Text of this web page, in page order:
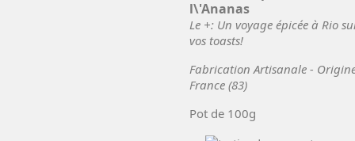
l\'Ananas
Le +: Un voyage épicée à Rio
vos toasts!
Fabrication Artisanale -
France (83)
Pot de 100g